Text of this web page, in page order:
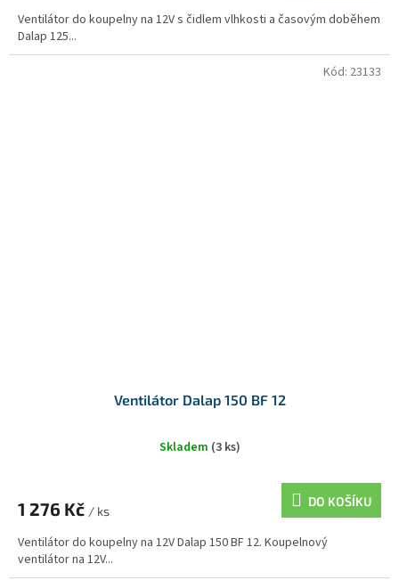
Ventilátor do koupelny na 12V s čidlem vlhkosti a časovým doběhem
Dalap 125...
Ventilátor Dalap 150 BF 12
Skladem (3 ks)
1 276 Kč / ks
DO KOŠÍKU
Ventilátor do koupelny na 12V Dalap 150 BF 12. Koupelnový
ventilátor na 12V...
Kód: 23133